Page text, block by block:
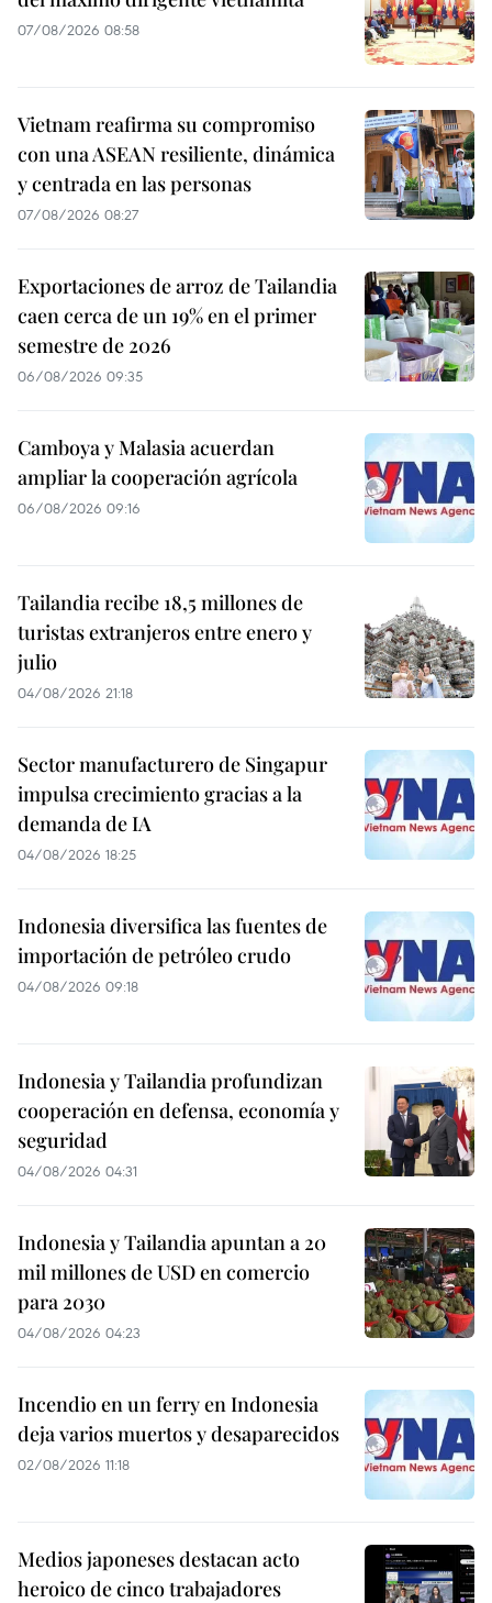
07/08/2026 08:58
Vietnam reafirma su compromiso
con una ASEAN resiliente, dinámica
y centrada en las personas
07/08/2026 08:27
Exportaciones de arroz de Tailandia
caen cerca de un 19% en el primer
semestre de 2026
06/08/2026 09:35
Camboya y Malasia acuerdan
ampliar la cooperación agrícola
06/08/2026 09:16
Tailandia recibe 18,5 millones de
turistas extranjeros entre enero y
julio
04/08/2026 21:18
Sector manufacturero de Singapur
impulsa crecimiento gracias a la
demanda de IA
04/08/2026 18:25
Indonesia diversifica las fuentes de
importación de petróleo crudo
04/08/2026 09:18
Indonesia y Tailandia profundizan
cooperación en defensa, economía y
seguridad
04/08/2026 04:31
Indonesia y Tailandia apuntan a 20
mil millones de USD en comercio
para 2030
04/08/2026 04:23
Incendio en un ferry en Indonesia
deja varios muertos y desaparecidos
02/08/2026 11:18
Medios japoneses destacan acto
heroico de cinco trabajadores